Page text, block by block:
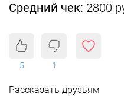
Средний чек: 2800
5 1
Рассказать друзьям